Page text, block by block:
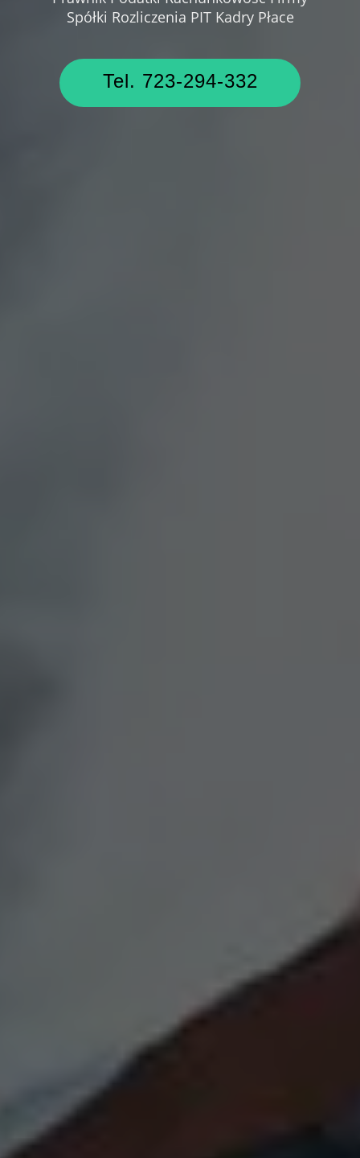
Spółki Rozliczenia PIT Kadry Płace
Tel. 723-294-332